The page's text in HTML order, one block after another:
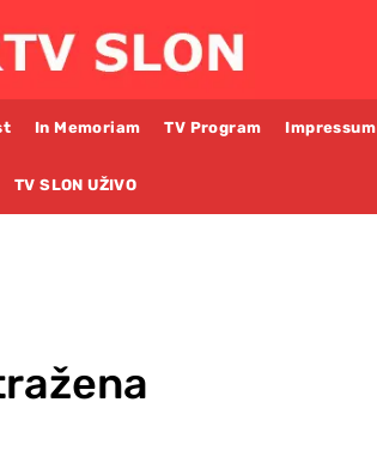
In Memoriam TV Program Impressum
TV SLON UŽIVO